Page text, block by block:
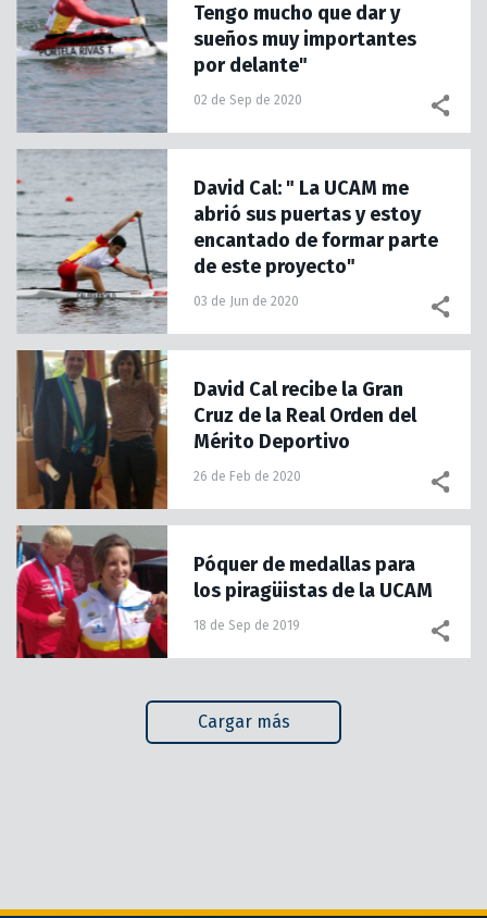
Tengo mucho que dar y
sueños muy importantes
por delante"
02 de Sep de 2020
David Cal: " La UCAM me
abrió sus puertas y estoy
encantado de formar parte
de este proyecto"
03 de Jun de 2020
David Cal recibe la Gran
Cruz de la Real Orden del
Mérito Deportivo
26 de Feb de 2020
Póquer de medallas para
los piragüistas de la UCAM
18 de Sep de 2019
Cargar más